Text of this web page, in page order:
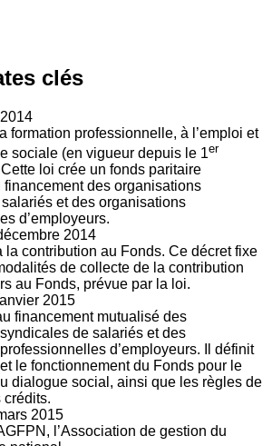
clés
formation professionnelle, à l’emploi et
sociale (en vigueur depuis le 1er
loi crée un fonds paritaire
financement des organisations
et des organisations
d’employeurs.
2014
la contribution au Fonds. Ce décret fixe
de collecte de la contribution
au Fonds, prévue par la loi.
2015
financement mutualisé des
de salariés et des
d’employeurs. Il définit
et le fonctionnement du Fonds pour le
dialogue social, ainsi que les règles de
crédits.
2015
l’Association de gestion du